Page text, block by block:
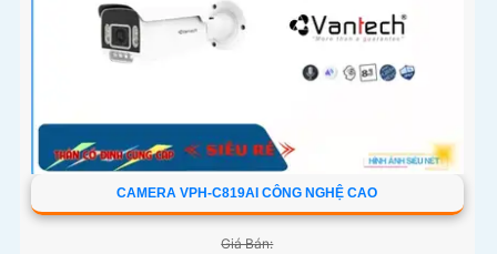
CAMERA VPH-C819AI CÔNG NGHỆ CAO
Giá Bán: